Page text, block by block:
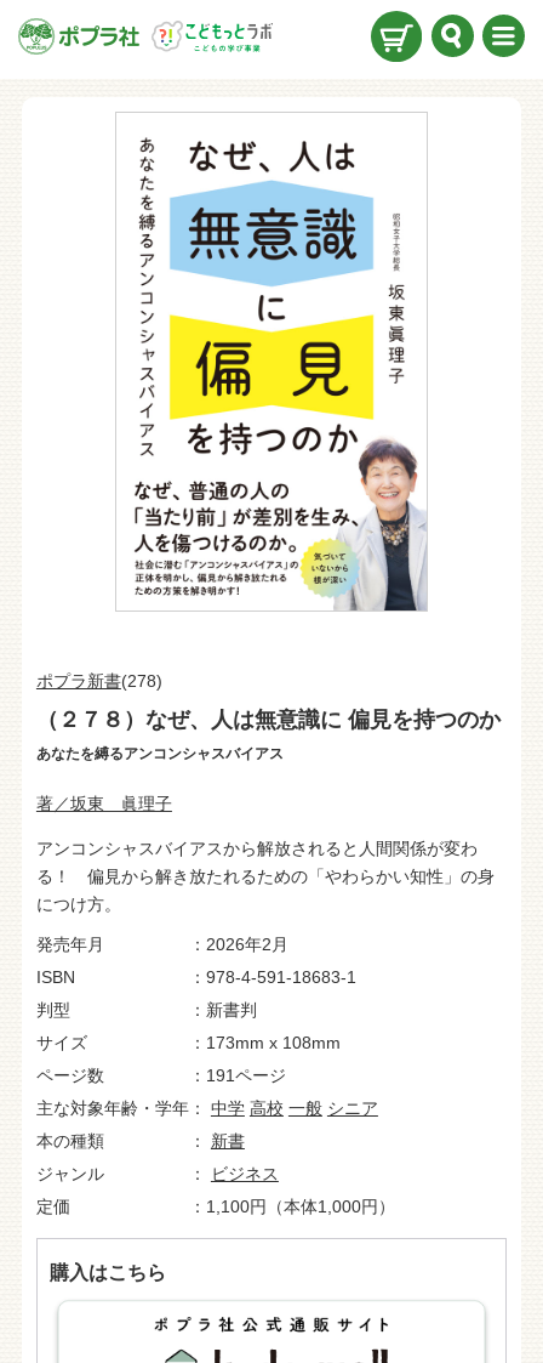
ポプラ新書(278)
（２７８）なぜ、人は無意識に 偏見を持つのか
あなたを縛るアンコンシャスバイアス
著／坂東 眞理子
アンコンシャスバイアスから解放されると人間関係が変わ
る！ 偏見から解き放たれるための「やわらかい知性」の身
につけ方。
発売年月
2026年2月
ISBN
978-4-591-18683-1
判型
新書判
サイズ
173mm x 108mm
ページ数
191ページ
主な対象年齢・学年
中学 高校 一般 シニア
本の種類
新書
ジャンル
ビジネス
定価
1,100円（本体1,000円）
購入はこちら